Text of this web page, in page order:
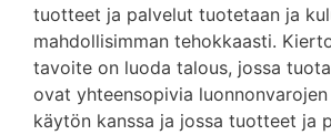
tuotteet ja palvelut tuotetaan ja
mahdollisimman tehokkaasti.
tavoite on luoda talous, jossa
ovat yhteensopivia
käytön kanssa ja jossa tuotteet ja